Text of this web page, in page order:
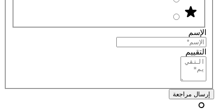
الإسم
التقييم
إرسال مراجعة